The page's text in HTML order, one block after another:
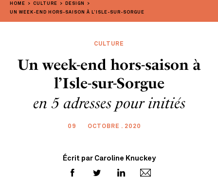
HOME CULTURE
DESIGN
UN WEEK-END HORS-SAISON À L’ISLE-SUR-SORGUE
CULTURE
Un week-end hors-saison à
l’Isle-sur-Sorgue
en 5 adresses pour initiés
09 OCTOBRE . 2020
Écrit par Caroline Knuckey